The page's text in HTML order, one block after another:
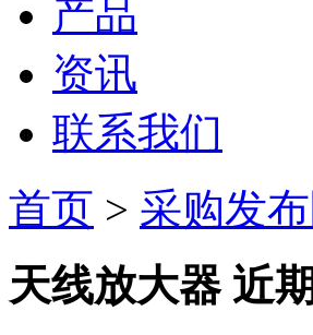
产品
资讯
联系我们
首页 > 采购发
天线放大器 近